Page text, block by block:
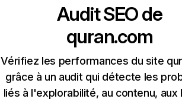
Audit SEO de
quran.com
Vérifiez les performances du site
grâce à un audit qui détecte les
liés à l'explorabilité, au contenu, aux